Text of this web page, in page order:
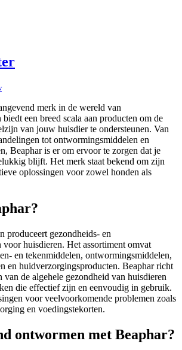
merk in de wereld van
een breed scala aan producten om de
van jouw huisdier te ondersteunen. Van
tot ontwormingsmiddelen en
Beaphar is er om ervoor te zorgen dat je
blijft. Het merk staat bekend om zijn
oplossingen voor zowel honden als
produceert gezondheids- en
huisdieren. Het assortiment omvat
en tekenmiddelen, ontwormingsmiddelen,
en huidverzorgingsproducten. Beaphar richt
van de algehele gezondheid van huisdieren
die effectief zijn en eenvoudig in gebruik.
voor veelvoorkomende problemen zoals
en voedingstekorten.
ontwormen met Beaphar?